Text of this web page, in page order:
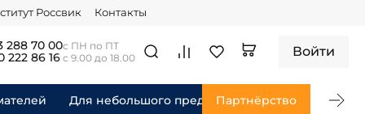
Россвик Контакты
288 70 00
222 86 16
с ПН по ПТ
с 9.00 до 18.00
Войти
Для небольшого предприятия Для
Партнёрство